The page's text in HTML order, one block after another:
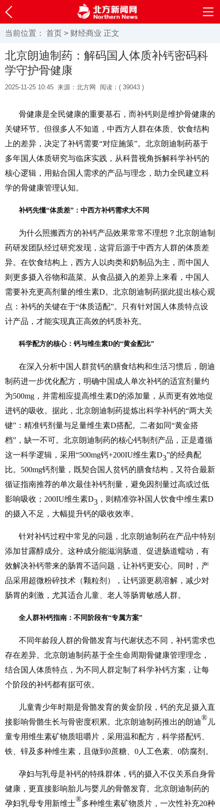
当前位置： 首页 > 财经商业 正文
北京朗迪制药：解码国人体质补钙密码科
学守护骨健康
2025-11-25 10:45 来源：北方网 阅读：( 39043 )
骨健康是全民健康的重要基石，而补钙则是维护骨健康的
关键环节。但很多人不知道，中西方人群在体质、饮食结构
上的差异，决定了补钙需要“对症施策”。北京朗迪制药基于
多年国人体质研究与临床实践，从科普视角拆解科学补钙的
核心逻辑，用贴合国人需求的产品与理念，助力全民建立科
学的骨健康管理认知。
补钙先懂“体质差”：中西方补钙需求大不同
为什么照搬西方的补钙产品效果常常不理想？北京朗迪制
药研发团队经过研究发现，这背后源于中西方人群的体质差
异。在饮食结构上，西方人以肉类和奶制品为主，而中国人
则更多摄入谷物和蔬菜。从食品摄入的差异上来看，中国人
需要补充更高剂量的维生素D。北京朗迪制药据此提出核心观
点：补钙的关键在于“体质适配”。只有针对国人体质特点设
计产品，才能实现真正高效的钙质补充。
科学配方的核心：钙与维生素D的“黄金配比”
在深入分析中国人群贫钙的膳食结构和生活习惯后，朗迪
制药进一步优化配方，明确中国成人单次补钙的适宜剂量约
为500mg，并需相应提高维生素D的添加量，从而更有效地促
进钙的吸收。据此，北京朗迪制药提炼出科学补钙的“两大关
键”：精准钙剂量与足量维生素D搭配。二者如同“黄金搭
档”，缺一不可。北京朗迪制药的核心钙制剂产品，正是遵循
这一科学逻辑，采用“500mg钙+200IU维生素D3”的经典配
比。500mg钙剂量，既契合国人贫钙的膳食结构，又符合最新
循证指南推荐的单次最佳补钙剂量，避免因剂量过高或过低
影响吸收；200IU维生素D3 ，则精准弥补国人饮食中维生素D
的摄入不足，大幅提升钙的吸收效率。
针对补钙过程中常见的问题，北京朗迪制药在产品中特别
添加甘露醇成分。这种成分能滋润肠道、促进肠道蠕动，有
效解决补钙带来的肠胃不适问题，让补钙更安心。同时，产
品采用超微粉碎技术（颗粒剂），让钙源更易溶解，减少对
肠胃的刺激，尤其适合儿童、老人等肠胃敏感人群。
全人群补钙指南：不同阶段有“专属方案”
不同年龄段人群的骨骼发育与代谢状态不同，补钙需求也
存在差异。北京朗迪制药基于全生命周期骨健康管理理念，
结合国人体质特点，为不同人群定制了科学补钙方案，让每
个阶段的补钙都有据可依。
儿童青少年时期是骨骼发育的黄金阶段，钙的充足摄入直
接影响骨骼生长与骨密度积累。北京朗迪制药推出的朗迪
®
儿
童专用维生素矿物质咀嚼片，采用温和配方，科学搭配钙、
铁、锌及多种维生素，且做到 0蔗糖、0人工色素、0防腐剂 。
孕妇与乳母是补钙的特殊群体，钙的摄入不仅关系自身骨
健康，更直接影响胎儿与婴儿的骨骼发育。北京朗迪制药的
孕妇乳母专用新维士
®
多种维生素矿物质片，一次性补充20种